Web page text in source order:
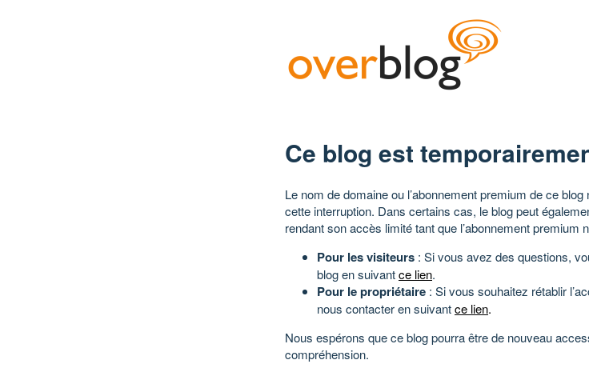
Ce blog est
Le nom de domaine ou l’abonnement premium de ce
cette interruption. Dans certains cas, le blog peut
rendant son accès limité tant que l’abonnement premium
Pour les visiteurs : Si vous avez des questions,
blog en suivantce lien.
Pour le propriétaire : Si vous souhaitez rétablir
nous contacter en suivantce lien.
Nous espérons que ce blog pourra être de nouveau
compréhension.